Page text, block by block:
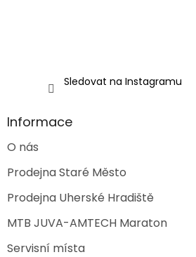
Sledovat na Instagramu
Informace
O nás
Prodejna Staré Město
Prodejna Uherské Hradiště
MTB JUVA-AMTECH Maraton
Servisní místa